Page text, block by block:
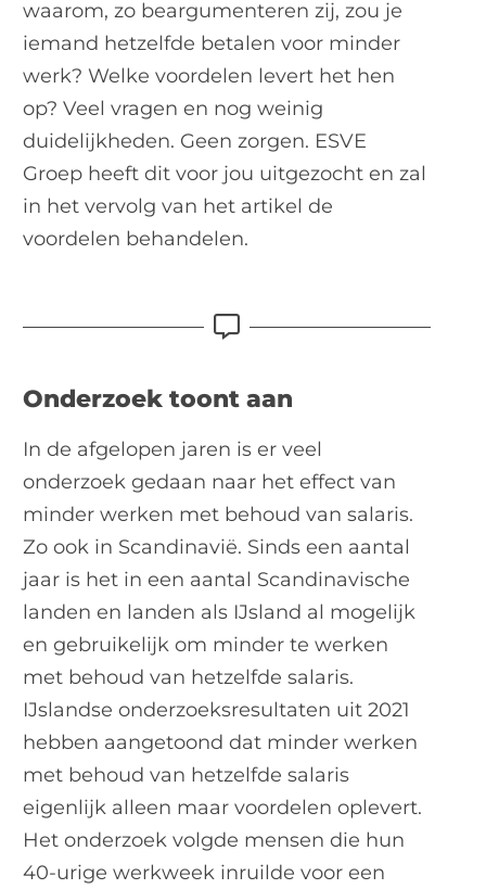
waarom, zo beargumenteren zij, zou je
iemand hetzelfde betalen voor minder
werk? Welke voordelen levert het hen
op? Veel vragen en nog weinig
duidelijkheden. Geen zorgen. ESVE
Groep heeft dit voor jou uitgezocht en zal
in het vervolg van het artikel de
voordelen behandelen.
Onderzoek toont aan
In de afgelopen jaren is er veel
onderzoek gedaan naar het effect van
minder werken met behoud van salaris.
Zo ook in Scandinavië. Sinds een aantal
jaar is het in een aantal Scandinavische
landen en landen als IJsland al mogelijk
en gebruikelijk om minder te werken
met behoud van hetzelfde salaris.
IJslandse onderzoeksresultaten uit 2021
hebben aangetoond dat minder werken
met behoud van hetzelfde salaris
eigenlijk alleen maar voordelen oplevert.
Het onderzoek volgde mensen die hun
40-urige werkweek inruilde voor een